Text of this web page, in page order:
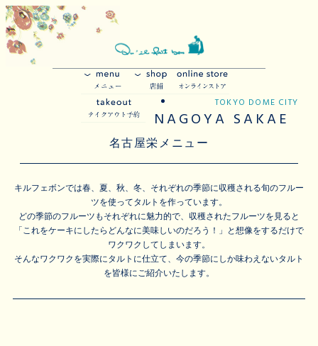
TOKYO DOME CITY
NAGOYA SAKAE
名古屋栄メニュー
キルフェボンでは春、夏、秋、冬、それぞれの季節に収穫される旬のフルー
ツを使ってタルトを作っています。
どの季節のフルーツもそれぞれに魅力的で、収穫されたフルーツを見ると
「これをケーキにしたらどんなに美味しいのだろう！」と想像をするだけで
ワクワクしてしまいます。
そんなワクワクを実際にタルトに仕立て、今の季節にしか味わえないタルト
を皆様にご紹介いたします。